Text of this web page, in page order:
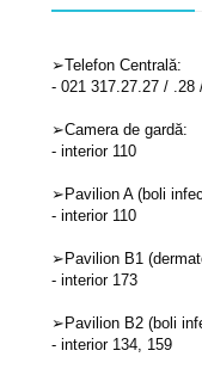
➢Telefon Centrală:
- 021 317.27.27 / .28
➢Camera de gardă:
- interior 110
➢Pavilion A (boli
- interior 110
➢Pavilion B1
- interior 173
➢Pavilion B2 (boli
- interior 134, 159